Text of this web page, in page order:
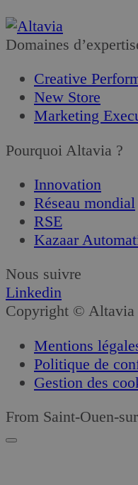
Domaines
Creative
New Store
Marketing
Pourquoi Altavia ?
Innovation
Réseau mondial
RSE
Kazaar
Nous suivre
Linkedin
Copyright © Altavia
Mentions
Politique de
Gestion des
From Saint-Ouen-